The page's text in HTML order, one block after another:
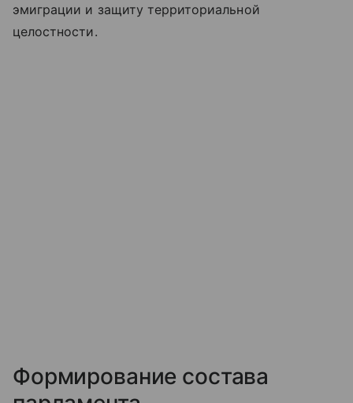
эмиграции и защиту территориальной
целостности.
Формирование состава